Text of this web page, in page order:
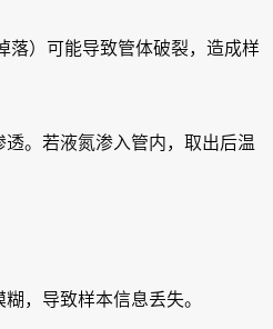
落）可能导致管体破裂，造成样
。若液氮渗入管内，取出后温
，导致样本信息丢失。